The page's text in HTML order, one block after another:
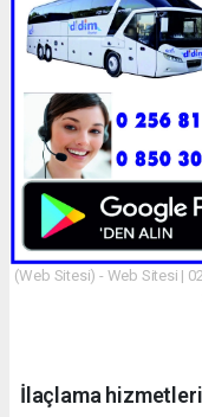
(Web Sitesi) - Web Sitesi |
İlaçlama